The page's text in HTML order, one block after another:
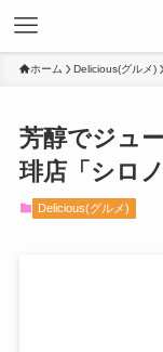
ホーム Delicious(グルメ)
芳醇でジュ
琲店「シロ
Delicious(グルメ)